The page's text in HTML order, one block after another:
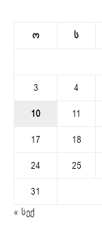
ო ს
3
4
10
11
17
18
24
25
31
« სექ